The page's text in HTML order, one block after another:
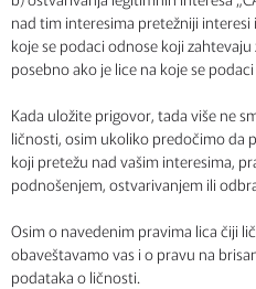
nad tim interesima pretežniji
koje se podaci odnose koji
posebno ako je lice na koje se
Kada uložite prigovor, tada više ne
ličnosti, osim ukoliko predočimo da
koji pretežu nad vašim interesima,
podnošenjem, ostvarivanjem ili
Osim o navedenim pravima lica čiji
obaveštavamo vas i o pravu na
podataka o ličnosti.